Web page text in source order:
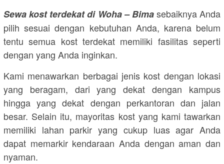
Sewa kost terdekat di Woha – Bimasebaiknya Anda
pilih sesuai dengan kebutuhan Anda, karena belum
tentu semua kost terdekat memiliki fasilitas seperti
dengan yang Anda inginkan.
Kami menawarkan berbagai jenis kost dengan lokasi
yang beragam, dari yang dekat dengan kampus
hingga yang dekat dengan perkantoran dan jalan
besar. Selain itu, mayoritas kost yang kami tawarkan
memiliki lahan parkir yang cukup luas agar Anda
dapat memarkir kendaraan Anda dengan aman dan
nyaman.